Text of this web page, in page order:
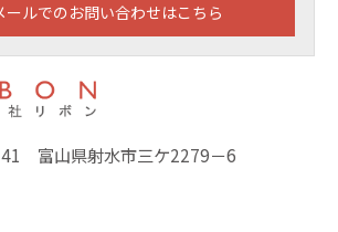
富山県射水市三ケ2279－6
ールでのお問い合わせはこちら